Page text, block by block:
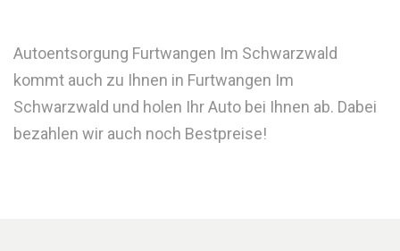
Autoentsorgung Furtwangen Im Schwarzwald
kommt auch zu Ihnen in Furtwangen Im
Schwarzwald und holen Ihr Auto bei Ihnen ab. Dabei
bezahlen wir auch noch Bestpreise!